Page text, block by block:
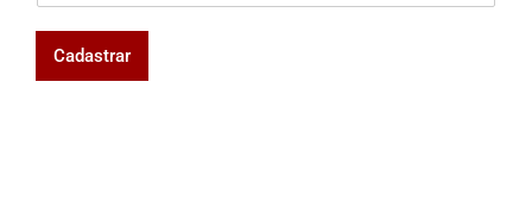
Cadastrar